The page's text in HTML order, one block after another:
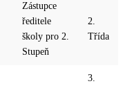
Zástupce
ředitele
školy pro 2.
Stupeň
2.
Třída
3.